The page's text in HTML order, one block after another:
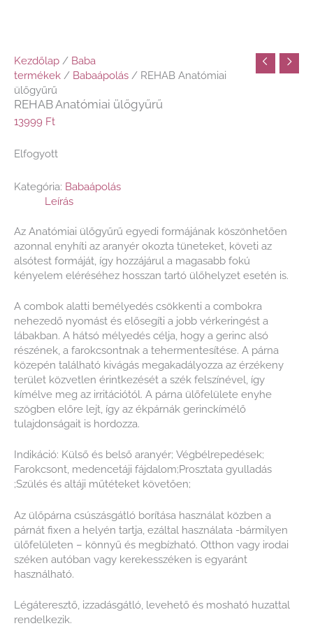
Kezdőlap / Baba
termékek / Babaápolás / REHAB Anatómiai
ülőgyűrű
REHAB Anatómiai ülőgyűrű
13999 Ft
Elfogyott
Kategória: Babaápolás
Leírás
Az Anatómiai ülőgyűrű egyedi formájának köszönhetően
azonnal enyhíti az aranyér okozta tüneteket, követi az
alsótest formáját, így hozzájárul a magasabb fokú
kényelem eléréséhez hosszan tartó ülőhelyzet esetén is.
A combok alatti bemélyedés csökkenti a combokra
nehezedő nyomást és elősegíti a jobb vérkeringést a
lábakban. A hátsó mélyedés célja, hogy a gerinc alsó
részének, a farokcsontnak a tehermentesítése. A párna
közepén található kivágás megakadályozza az érzékeny
terület közvetlen érintkezését a szék felszínével, így
kímélve meg az irritációtól. A párna ülőfelülete enyhe
szögben előre lejt, így az ékpárnák gerinckímélő
tulajdonságait is hordozza.
Indikáció: Külső és belső aranyér; Végbélrepedések;
Farokcsont, medencetáji fájdalom;Prosztata gyulladás
;Szülés és altáji műtéteket követően;
Az ülőpárna csúszásgátló borítása használat közben a
párnát fixen a helyén tartja, ezáltal használata -bármilyen
ülőfelületen – könnyű és megbízható. Otthon vagy irodai
széken autóban vagy kerekesszéken is egyaránt
használható.
Légáteresztő, izzadásgátló, levehető és mosható huzattal
rendelkezik.